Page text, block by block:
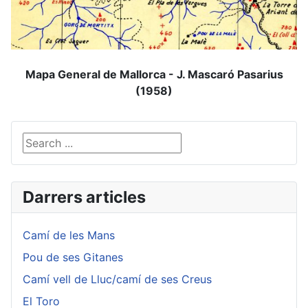
Mapa General de Mallorca - J. Mascaró Pasarius
(1958)
Search ...
Darrers articles
Camí de les Mans
Pou de ses Gitanes
Camí vell de Lluc/camí de ses Creus
El Toro